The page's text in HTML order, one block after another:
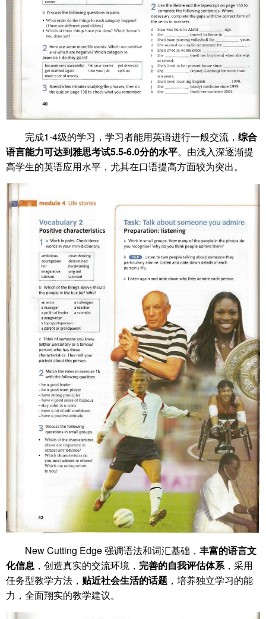
完成1-4级的学习，学习者能用英语进行一般交流， 综合
语言能力可达到雅思考试5.5-6.0分的水平。由浅入深逐渐提
高学生的英语应用水平，尤其在口语提高方面较为突出。
New Cutting Edge 强调语法和词汇基础， 丰富的语言文
化信息 ，创造真实的交流环境， 完善的自我评估体系，采用
任务型教学方法， 贴近社会生活的话题 ，培养独立学习的能
力，全面翔实的教学建议。